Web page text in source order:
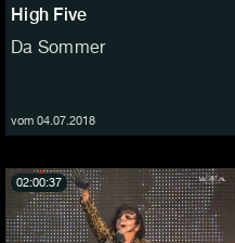
High Five
Da Sommer
vom 04.07.2018
02:00:37